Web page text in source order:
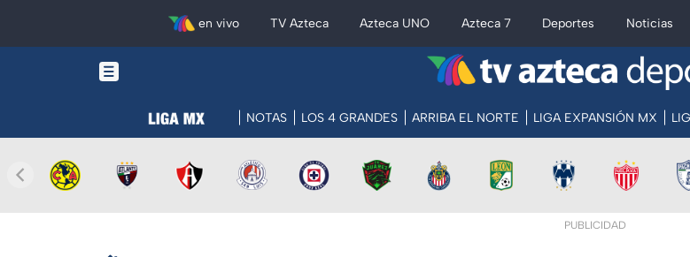
en vivo TV Azteca Azteca UNO Azteca 7 Deportes Noticias
NOTAS LOS 4 GRANDES ARRIBA EL NORTE LIGA EXPANSIÓN MX
PUBLICIDAD